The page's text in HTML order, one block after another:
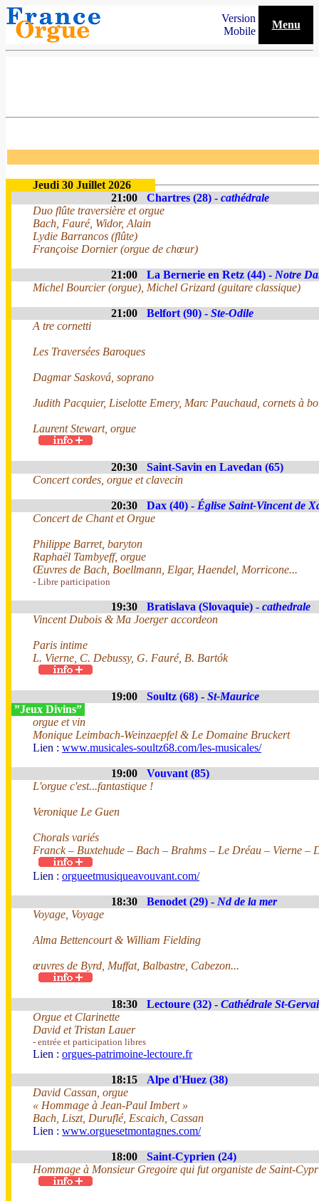
Version
Mobile
Menu
Jeudi 30 Juillet 2026
21:00
Chartres (28) - cathédrale
Duo flûte traversière et orgue
Bach, Fauré, Widor, Alain
Lydie Barrancos (flûte)
Françoise Dornier (orgue de chœur)
21:00 La Bernerie en Retz (44) - Notre
Michel Bourcier (orgue), Michel Grizard (guitare classique)
21:00 Belfort (90) - Ste-Odile
A tre cornetti
Les Traversées Baroques
Dagmar Sasková, soprano
Judith Pacquier, Liselotte Emery, Marc Pauchaud, cornets à
Laurent Stewart, orgue
20:30
Saint-Savin en Lavedan (65)
Concert cordes, orgue et clavecin
20:30 Dax (40) - Église Saint-Vincent de
Concert de Chant et Orgue
Philippe Barret, baryton
Raphaël Tambyeff, orgue
Œuvres de Bach, Boellmann, Elgar, Haendel, Morricone...
- Libre participation
19:30 Bratislava (Slovaquie) - cathedrale
Vincent Dubois & Ma Joerger accordeon
Paris intime
L. Vierne, C. Debussy, G. Fauré, B. Bartók
19:00 Soultz (68) - St-Maurice
”Jeux Divins”
orgue et vin
Monique Leimbach-Weinzaepfel & Le Domaine Bruckert
Lien : www.musicales-soultz68.com/les-musicales/
19:00
Vouvant (85)
L'orgue c'est...fantastique !
Veronique Le Guen
Chorals variés
Franck – Buxtehude – Bach – Brahms – Le Dréau – Vierne –
Lien : orgueetmusiqueavouvant.com/
18:30 Benodet (29) - Nd de la mer
Voyage, Voyage
Alma Bettencourt & William Fielding
œuvres de Byrd, Muffat, Balbastre, Cabezon...
18:30 Lectoure (32) - Cathédrale St-
Orgue et Clarinette
David et Tristan Lauer
- entrée et participation libres
Lien : orgues-patrimoine-lectoure.fr
18:15
Alpe d'Huez (38)
David Cassan, orgue
« Hommage à Jean-Paul Imbert »
Bach, Liszt, Duruflé, Escaich, Cassan
Lien : www.orguesetmontagnes.com/
18:00
Saint-Cyprien (24)
Hommage à Monsieur Gregoire qui fut organiste de Saint-